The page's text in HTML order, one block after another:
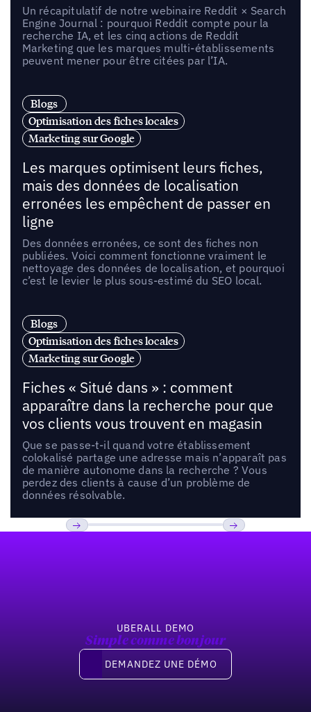
Un récapitulatif de notre webinaire Reddit × Search
Engine Journal : pourquoi Reddit compte pour la
recherche IA, et les cinq actions de Reddit
Marketing que les marques multi-établissements
peuvent mener pour être citées par l’IA.
Blogs
Optimisation des fiches locales
Marketing sur Google
Les marques optimisent leurs fiches,
mais des données de localisation
erronées les empêchent de passer en
ligne
Des données erronées, ce sont des fiches non
publiées. Voici comment fonctionne vraiment le
nettoyage des données de localisation, et pourquoi
c’est le levier le plus sous-estimé du SEO local.
Blogs
Optimisation des fiches locales
Marketing sur Google
Fiches « Situé dans » : comment
apparaître dans la recherche pour que
vos clients vous trouvent en magasin
Que se passe-t-il quand votre établissement
colokalisé partage une adresse mais n’apparaît pas
de manière autonome dans la recherche ? Vous
perdez des clients à cause d’un problème de
données résolvable.
UBERALL DEMO
Simple comme bonjour
Demandez une démo
DEMANDEZ UNE DÉMO